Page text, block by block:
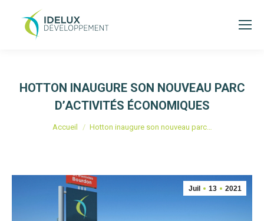
HOTTON INAUGURE SON NOUVEAU PARC
D’ACTIVITÉS ÉCONOMIQUES
Vous êtes ici :
Accueil Hotton inaugure son nouveau parc…
Juil 13 2021